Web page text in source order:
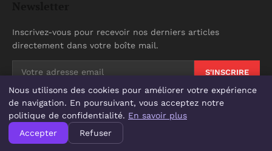
Inscrivez-vous pour recevoir nos derniers articles
directement dans votre boîte mail.
S'INSCRIRE
© 2026 Resea U1905. Tous droits réservés.
Nous utilisons des cookies pour améliorer votre expérience
de navigation. En poursuivant, vous acceptez notre
politique de confidentialité. En savoir plus
Accepter
Refuser